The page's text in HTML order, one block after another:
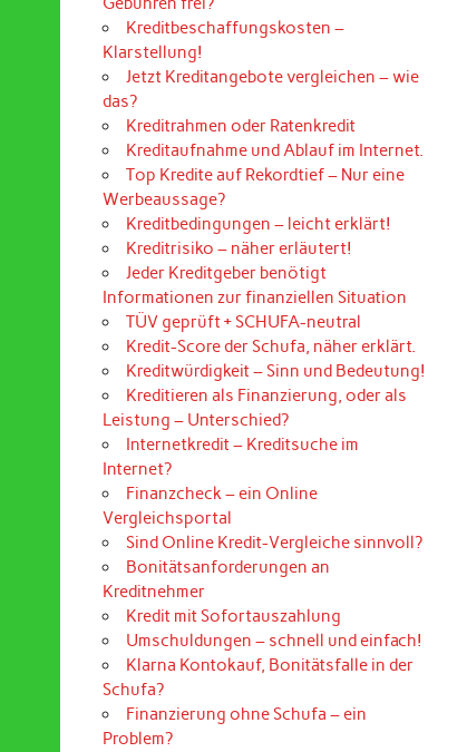
Kreditbeschaffungskosten –
Klarstellung!
Jetzt Kreditangebote vergleichen – wie
das?
Kreditrahmen oder Ratenkredit
Kreditaufnahme und Ablauf im Internet.
Top Kredite auf Rekordtief – Nur eine
Werbeaussage?
Kreditbedingungen – leicht erklärt!
Kreditrisiko – näher erläutert!
Jeder Kreditgeber benötigt
Informationen zur finanziellen Situation
TÜV geprüft + SCHUFA-neutral
Kredit-Score der Schufa, näher erklärt.
Kreditwürdigkeit – Sinn und Bedeutung!
Kreditieren als Finanzierung, oder als
Leistung – Unterschied?
Internetkredit – Kreditsuche im
Internet?
Finanzcheck – ein Online
Vergleichsportal
Sind Online Kredit-Vergleiche sinnvoll?
Bonitätsanforderungen an
Kreditnehmer
Kredit mit Sofortauszahlung
Umschuldungen – schnell und einfach!
Klarna Kontokauf, Bonitätsfalle in der
Schufa?
Finanzierung ohne Schufa – ein
Problem?